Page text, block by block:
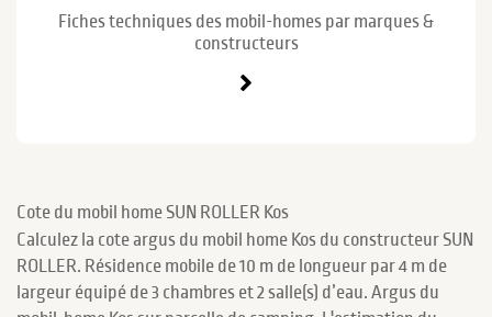
Fiches techniques des mobil-homes par marques &
constructeurs
Cote du mobil home SUN ROLLER Kos
Calculez la cote argus du mobil home Kos du constructeur SUN
ROLLER. Résidence mobile de 10 m de longueur par 4 m de
largeur équipé de 3 chambres et 2 salle(s) d’eau. Argus du